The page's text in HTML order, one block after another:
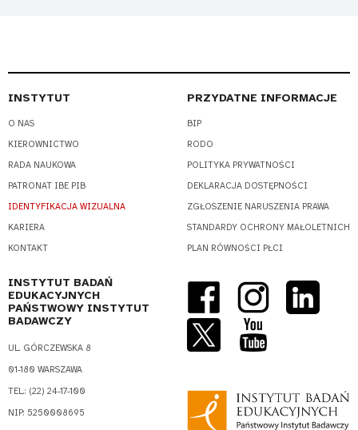
INSTYTUT
O NAS
KIEROWNICTWO
RADA NAUKOWA
PATRONAT IBE PIB
IDENTYFIKACJA WIZUALNA
KARIERA
KONTAKT
PRZYDATNE INFORMACJE
BIP
RODO
POLITYKA PRYWATNOŚCI
DEKLARACJA DOSTĘPNOŚCI
ZGŁOSZENIE NARUSZENIA PRAWA
STANDARDY OCHRONY MAŁOLETNICH
PLAN RÓWNOŚCI PŁCI
INSTYTUT BADAŃ
EDUKACYJNYCH
PAŃSTWOWY INSTYTUT
BADAWCZY
UL. GÓRCZEWSKA 8
01-180 WARSZAWA
TEL.: (22) 24-17-100
NIP: 5250008695